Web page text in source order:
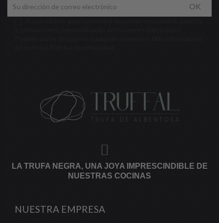
OK
LA TRUFA NEGRA, UNA JOYA IMPRESCINDIBLE DE
NUESTRAS COCINAS
NUESTRA EMPRESA